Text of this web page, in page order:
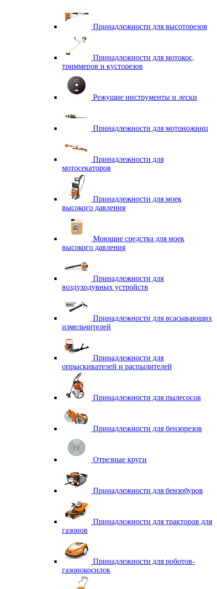
Принадлежности для высоторезов
Принадлежности для мотокос,
триммеров и кусторезов
Режущие инструменты и лески
Принадлежности для мотоножниц
Принадлежности для
мотосекаторов
Принадлежности для моек
высокого давления
Моющие средства для моек
высокого давления
Принадлежности для
воздуходувных устройств
Принадлежности для всасывающих
измельчителей
Принадлежности для
опрыскивателей и распылителей
Принадлежности для пылесосов
Принадлежности для бензорезов
Отрезные круги
Принадлежности для бензобуров
Принадлежности для тракторов для
газонов
Принадлежности для роботов-
газонокосилок